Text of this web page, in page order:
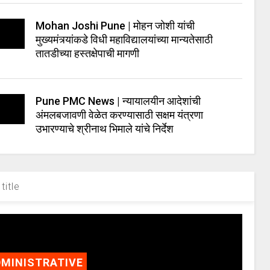
Mohan Joshi Pune | मोहन जोशी यांची
मुख्यमंत्र्यांकडे विधी महाविद्यालयांच्या मान्यतेसाठी
तातडीच्या हस्तक्षेपाची मागणी
Pune PMC News | न्यायालयीन आदेशांची
अंमलबजावणी वेळेत करण्यासाठी सक्षम यंत्रणा
उभारण्याचे श्रीनाथ भिमाले यांचे निर्देश